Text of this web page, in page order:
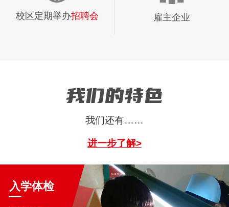
校区定期举办招聘会 雇主企业
我们的特色
我们还有……
进一步了解>
入学体检